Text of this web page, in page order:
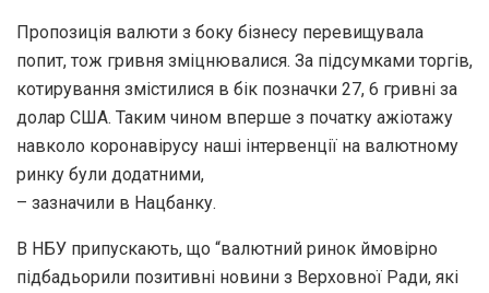
Пропозиція валюти з боку бізнесу перевищувала
попит, тож гривня зміцнювалися. За підсумками торгів,
котирування змістилися в бік позначки 27, 6 гривні за
долар США. Таким чином вперше з початку ажіотажу
навколо коронавірусу наші інтервенції на валютному
ринку були додатними,
– зазначили в Нацбанку.
В НБУ припускають, що “валютний ринок ймовірно
підбадьорили позитивні новини з Верховної Ради, які